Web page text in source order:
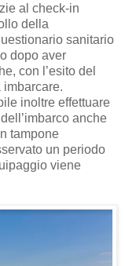
al check-in
della
sanitario
dopo aver
con l’esito del
imbarcare.
inoltre effettuare
anche
tampone
un periodo
viene